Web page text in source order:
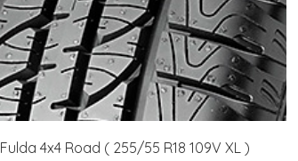
Fulda 4x4 Road ( 255/55 R18 109V XL )